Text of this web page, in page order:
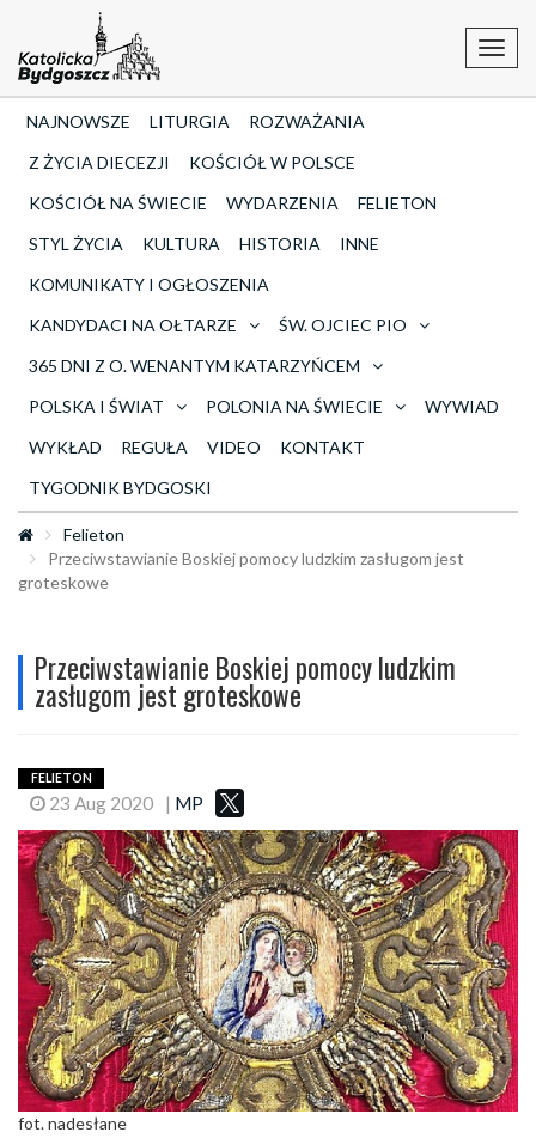
NAJNOWSZE LITURGIA
ROZWAŻANIA
Z ŻYCIA DIECEZJI
KOŚCIÓŁ W POLSCE
KOŚCIÓŁ NA ŚWIECIE
WYDARZENIA
FELIETON
STYL ŻYCIA
KULTURA HISTORIA
INNE
KOMUNIKATY I OGŁOSZENIA
KANDYDACI NA OŁTARZE
ŚW. OJCIEC PIO
365 DNI Z O. WENANTYM KATARZYŃCEM
POLSKA I ŚWIAT
POLONIA NA ŚWIECIE
WYWIAD
WYKŁAD
REGUŁA VIDEO
KONTAKT
TYGODNIK BYDGOSKI
Felieton
Przeciwstawianie Boskiej pomocy ludzkim zasługom jest
groteskowe
Przeciwstawianie Boskiej pomocy ludzkim
zasługom jest groteskowe
FELIETON
23 Aug 2020 | MP
fot. nadesłane